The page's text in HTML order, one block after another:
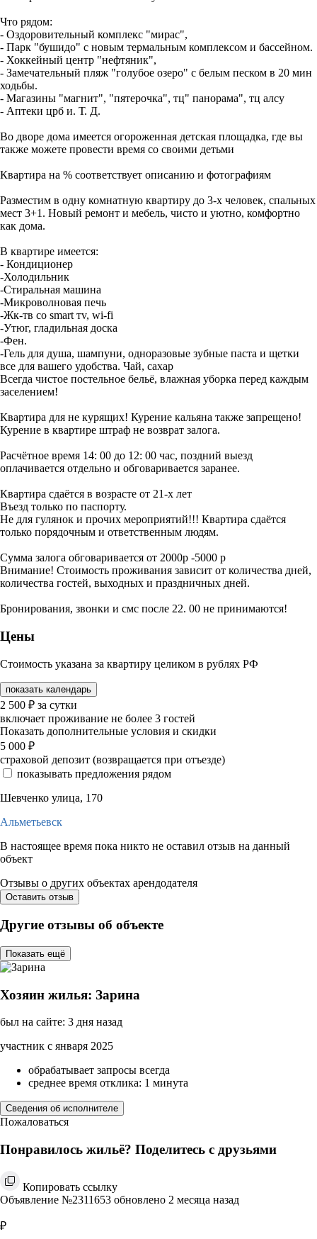
Что рядом:
- Оздоровительный комплекс "мирас",
- Парк "бушидо" с новым термальным комплексом и бассейном.
- Хоккейный центр "нефтяник",
- Замечательный пляж "голубое озеро" с белым песком в 20 мин
ходьбы.
- Магазины "магнит", "пятерочка", тц" панорама", тц алсу
- Аптеки црб и. Т. Д.
Во дворе дома имеется огороженная детская площадка, где вы
также можете провести время со своими детьми
Квaртира на % соответствует описанию и фотографиям
Разместим в одну комнатную квартиру до 3-х человек, спальных
мест 3+1. Новый ремонт и мебель, чисто и уютно, комфортно
как дома.
В квартире имеется:
- Кондиционер
-Холодильник
-Стиральная машина
-Микроволновая печь
-Жк-тв со smаrt тv, wi-fi
-Утюг, гладильная доска
-Фен.
-Гель для душа, шампуни, одноразовые зубные паста и щетки
все для вашего удобства. Чай, сахар
Всегда чистое постельное бельё, влажная уборка перед каждым
заселением!
Квартира для не курящих! Курение кальяна также запрещено!
Курение в квартире штраф не возврат залога.
Расчётное время 14: 00 до 12: 00 час, поздний выезд
оплачивается отдельно и обговаривается заранее.
Квартира сдаётся в возрасте от 21-х лет
Въезд только по паспорту.
Не для гулянок и прочих мероприятий!!! Квартира сдаётся
только порядочным и ответственным людям.
Сумма залога обговаривается от 2000р -5000 р
Внимание! Стоимость проживания зависит от количества дней,
количества гостей, выходных и праздничных дней.
Бронирования, звонки и смс после 22. 00 не принимаются!
Цены
Стоимость указана за квартиру целиком в рублях РФ
показать календарь
2 500 ₽ за сутки
включает проживание не более 3 гостей
Показать дополнительные условия и скидки
5 000 ₽
страховой депозит (возвращается при отъезде)
показывать предложения рядом
Шевченко улица, 170
Альметьевск
В настоящее время пока никто не оставил отзыв на данный
объект
Отзывы о других объектах арендодателя
Оставить отзыв
Другие отзывы об объекте
Показать ещё
Хозяин жилья: Зарина
был на сайте: 3 дня назад
участник с января 2025
обрабатывает запросы всегда
среднее время отклика: 1 минута
Сведения об исполнителе
Пожаловаться
Понравилось жильё? Поделитесь с друзьями
Копировать ссылку
Объявление №2311653 обновлено 2 месяца назад
₽